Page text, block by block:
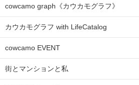
cowcamo graph《カウカモグラフ》
カウカモグラフ with LifeCatalog
cowcamo EVENT
街とマンションと私